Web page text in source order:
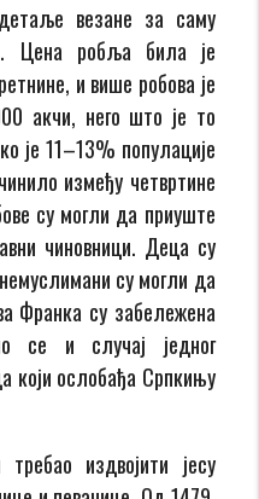
везане за саму
Цена робља била је
и више робова је
акчи, него што је то
је 11–13% популације
између четвртине
су могли да приуште
чиновници. Деца су
су могли да
Франка су забележена
се и случај једног
који ослобађа Српкињу
издвојити јесу